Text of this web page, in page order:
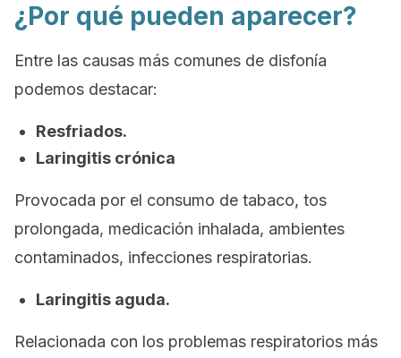
¿Por qué pueden aparecer?
Entre las causas más comunes de disfonía
podemos destacar:
Resfriados.
Laringitis crónica
Provocada por el consumo de tabaco, tos
prolongada, medicación inhalada, ambientes
contaminados, infecciones respiratorias.
Laringitis aguda.
Relacionada con los problemas respiratorios más